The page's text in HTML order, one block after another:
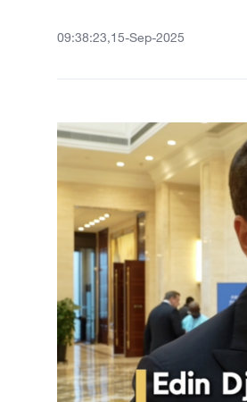
09:38:23,15-Sep-2025